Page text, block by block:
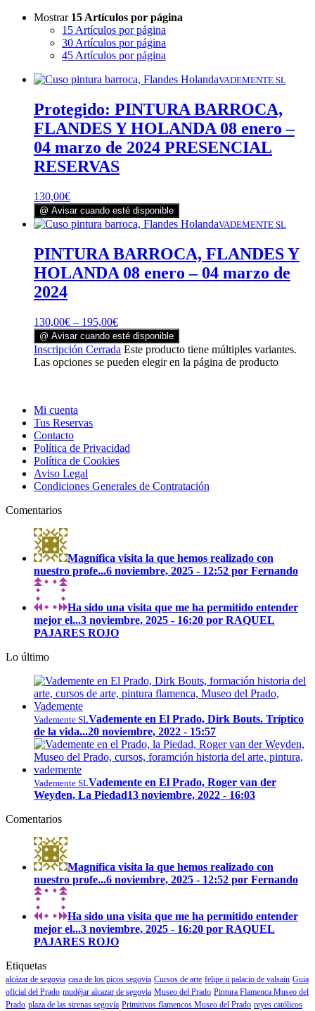
Mostrar 15 Artículos por página
15 Artículos por página
30 Artículos por página
45 Artículos por página
VADEMENTE SL
Protegido: PINTURA BARROCA,
FLANDES Y HOLANDA 08 enero –
04 marzo de 2024 PRESENCIAL
RESERVAS
130,00€
@ Avisar cuando esté disponible
VADEMENTE SL
PINTURA BARROCA, FLANDES Y
HOLANDA 08 enero – 04 marzo de
2024
130,00€ – 195,00€
@ Avisar cuando esté disponible
Inscripción Cerrada Este producto tiene múltiples variantes.
Las opciones se pueden elegir en la página de producto
Mi cuenta
Tus Reservas
Contacto
Política de Privacidad
Política de Cookies
Aviso Legal
Condiciones Generales de Contratación
Comentarios
Magnífica visita la que hemos realizado con
nuestro profe...6 noviembre, 2025 - 12:52 por Fernando
Ha sido una visita que me ha permitido entender
mejor el...3 noviembre, 2025 - 16:20 por RAQUEL
PAJARES ROJO
Lo último
Vademente SLVademente en El Prado, Dirk Bouts. Tríptico
de la vida...20 noviembre, 2022 - 15:57
Vademente SLVademente en El Prado, Roger van der
Weyden, La Piedad13 noviembre, 2022 - 16:03
Comentarios
Magnífica visita la que hemos realizado con
nuestro profe...6 noviembre, 2025 - 12:52 por Fernando
Ha sido una visita que me ha permitido entender
mejor el...3 noviembre, 2025 - 16:20 por RAQUEL
PAJARES ROJO
Etiquetas
alcázar de segovia casa de los picos segovia Cursos de arte felipe ii palacio de valsaín Guia
oficial del Prado mudéjar alcazar de segovia Museo del Prado Pintura Flamenca Museo del
Prado plaza de las sirenas segovía Primitivos flamencos Museo del Prado reyes católicos